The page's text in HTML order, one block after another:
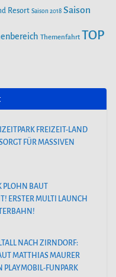
FREIZEIT-LAND
Resort Saison 2018 Saison
Themenfahrt TOP
FREIZEIT-LAND
FÜR MASSIVEN
PLOHN BAUT
ERSTER MULTI LAUNCH
NACH ZIRNDORF:
MATTHIAS MAURER
PLAYMOBIL-FUNPARK